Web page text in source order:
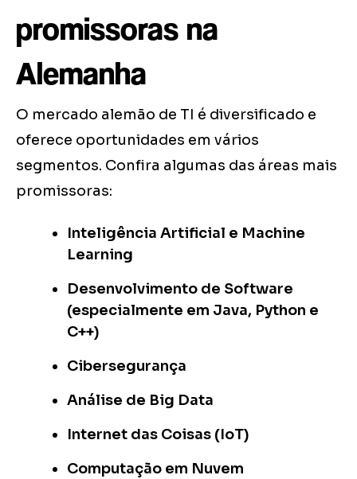
promissoras na
Alemanha
O mercado alemão de TI é diversificado e
oferece oportunidades em vários
segmentos. Confira algumas das áreas mais
promissoras:
Inteligência Artificial e Machine
Learning
Desenvolvimento de Software
(especialmente em Java, Python e
C++)
Cibersegurança
Análise de Big Data
Internet das Coisas (IoT)
Computação em Nuvem